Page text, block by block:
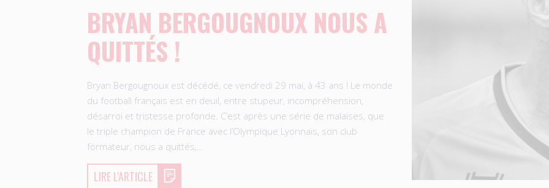
BRYAN BERGOUGNOUX NOUS A
QUITTÉS !
Bryan Bergougnoux est décédé, ce vendredi 29 mai, à 43 ans ! Le monde
du football français est en deuil, entre stupeur, incompréhension,
désarroi et tristesse profonde. C’est après une série de malaises, que
le triple champion de France avec l’Olympique Lyonnais, son club
formateur, nous a quittés,…
LIRE L'ARTICLE